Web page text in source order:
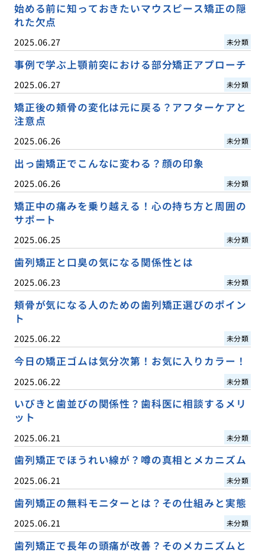
始める前に知っておきたいマウスピース矯正の隠
れた欠点
2025.06.27 未分類
事例で学ぶ上顎前突における部分矯正アプローチ
2025.06.27 未分類
矯正後の頬骨の変化は元に戻る？アフターケアと
注意点
2025.06.26 未分類
出っ歯矯正でこんなに変わる？顔の印象
2025.06.26 未分類
矯正中の痛みを乗り越える！心の持ち方と周囲の
サポート
2025.06.25 未分類
歯列矯正と口臭の気になる関係性とは
2025.06.23 未分類
頬骨が気になる人のための歯列矯正選びのポイン
ト
2025.06.22 未分類
今日の矯正ゴムは気分次第！お気に入りカラー！
2025.06.22 未分類
いびきと歯並びの関係性？歯科医に相談するメリ
ット
2025.06.21 未分類
歯列矯正でほうれい線が？噂の真相とメカニズム
2025.06.21 未分類
歯列矯正の無料モニターとは？その仕組みと実態
2025.06.21 未分類
歯列矯正で長年の頭痛が改善？そのメカニズムと